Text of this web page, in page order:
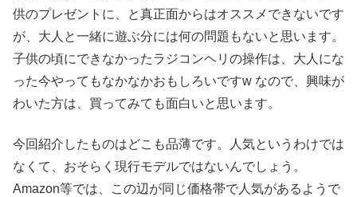
供のプレゼントに、と真正面からはオススメできないです
が、大人と一緒に遊ぶ分には何の問題もないと思います。
子供の頃にできなかったラジコンヘリの操作は、大人にな
った今やってもなかなかおもしろいですw なので、興味が
わいた方は、買ってみても面白いと思います。
今回紹介したものはどこも品薄です。人気というわけでは
なくて、おそらく現行モデルではないんでしょう。
Amazon等では、この辺が同じ価格帯で人気があるようで